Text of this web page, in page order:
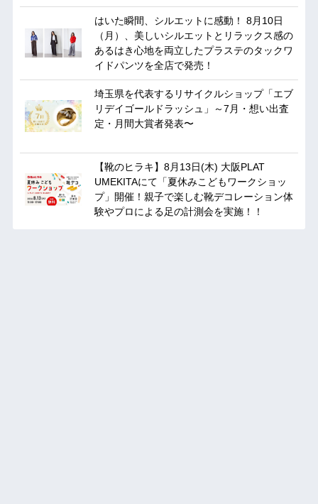
はいた瞬間、シルエットに感動！ 8月10日
（月）、美しいシルエットとリラックス感の
あるはき心地を両立したプラステのタックワ
イドパンツを全店で発売！
埼玉県を代表するリサイクルショップ「エブ
リデイゴールドラッシュ」～7月・想い出査
定・月間大賞者発表〜
【靴のヒラキ】8月13日(木) 大阪PLAT
UMEKITAにて「夏休みこどもワークショッ
プ」開催！親子で楽しむ靴デコレーション体
験やプロによる足の計測会を実施！！